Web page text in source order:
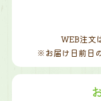
WEB注文
※お届け日前日